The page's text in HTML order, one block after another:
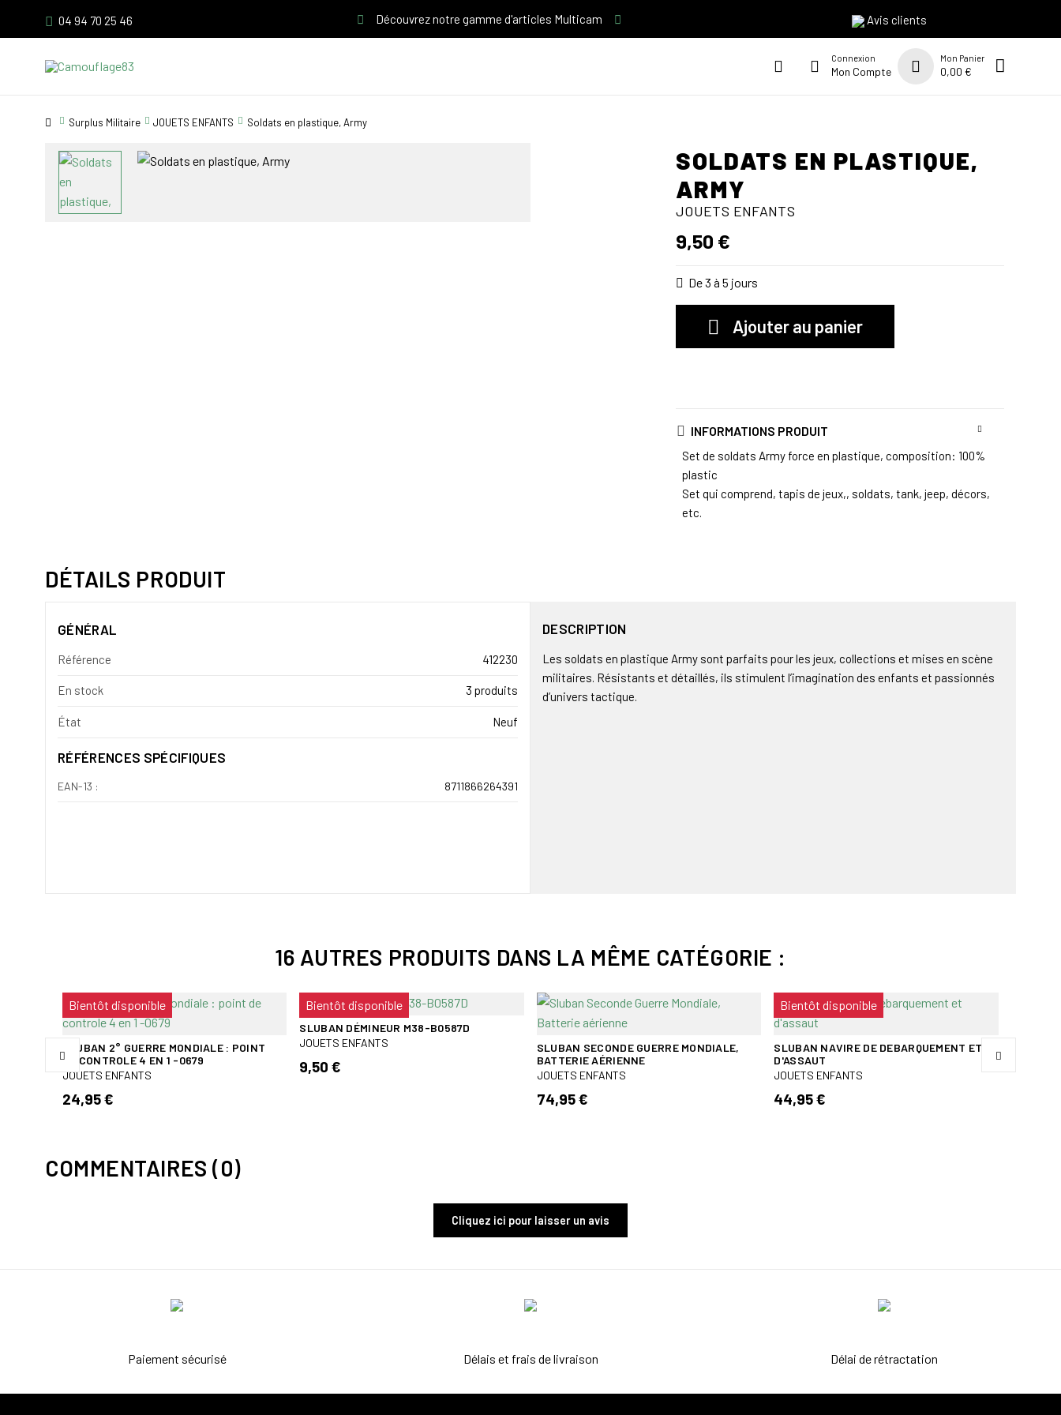
04 94 70 25 46 Découvrez notre gamme d'articles Multicam Avis clients
Connexion
Mon Compte
Mon Panier
0,00 €
Surplus Militaire JOUETS ENFANTS Soldats en plastique, Army
SOLDATS EN PLASTIQUE,
ARMY
JOUETS ENFANTS
9,50 €
De 3 à 5 jours
Ajouter au panier
INFORMATIONS PRODUIT
Set de soldats Army force en plastique, composition: 100%
plastic
Set qui comprend, tapis de jeux,, soldats, tank, jeep, décors,
etc.
DÉTAILS PRODUIT
GÉNÉRAL
Référence 412230
En stock 3 produits
État Neuf
RÉFÉRENCES SPÉCIFIQUES
EAN-13 : 8711866264391
DESCRIPTION
Les soldats en plastique Army sont parfaits pour les jeux, collections et mises en scène
militaires. Résistants et détaillés, ils stimulent l’imagination des enfants et passionnés
d’univers tactique.
16 AUTRES PRODUITS DANS LA MÊME CATÉGORIE :
Bientôt disponible
SLUBAN 2° GUERRE MONDIALE : POINT
DE CONTROLE 4 EN 1 -0679
JOUETS ENFANTS
24,95 €
Bientôt disponible
SLUBAN DÉMINEUR M38-B0587D
JOUETS ENFANTS
9,50 €
SLUBAN SECONDE GUERRE MONDIALE,
BATTERIE AÉRIENNE
JOUETS ENFANTS
74,95 €
Bientôt disponible
SLUBAN NAVIRE DE DEBARQUEMENT ET
D'ASSAUT
JOUETS ENFANTS
44,95 €
COMMENTAIRES (0)
Cliquez ici pour laisser un avis
Paiement sécurisé Délais et frais de livraison Délai de rétractation